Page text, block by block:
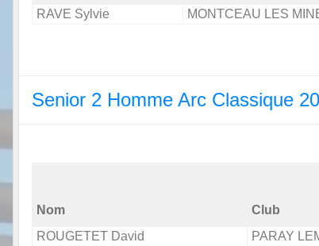
RAVE Sylvie
MONTCEAU LES
Senior 2 Homme Arc Classique
Nom Club
ROUGETET David
PARAY